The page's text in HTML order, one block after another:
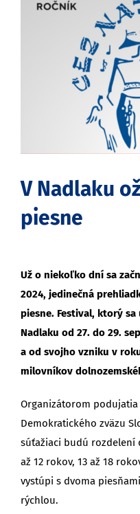
obrázok
V Nadlaku
piesne
Už o niekoľko dní sa
2024, jedinečná
piesne. Festival, ktorý
Nadlaku od 27. do 29.
a od svojho vzniku v
milovníkov
Organizátorom
Demokratického zväzu
súťažiaci budú rozdelení
až 12 rokov, 13 až 18
vystúpi s dvoma
rýchlou.